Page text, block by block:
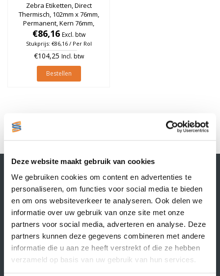
Deze website maakt gebruik van cookies
We gebruiken cookies om content en advertenties te
personaliseren, om functies voor social media te bieden
en om ons websiteverkeer te analyseren. Ook delen we
informatie over uw gebruik van onze site met onze
partners voor social media, adverteren en analyse. Deze
partners kunnen deze gegevens combineren met andere
informatie die u aan ze heeft verstrekt of die ze hebben
verzameld op basis van uw gebruik van hun services.
Zebra Etiketten, Direct
Thermisch, 102mm x 76mm,
Permanent, Kern 76mm,
Geel, rol à 1.850 stuks
€86,16 Excl. btw
Stukprijs: €86,16 / Per Rol
€104,25 Incl. btw
Bestellen
1
Contactgegevens
Supply Service B.V.
Nijverheidsstraat 25-K
3861 RJ Nijkerk
info@supplyservice.nl
+31 33 468 13 42
KvK nummer: 66384737